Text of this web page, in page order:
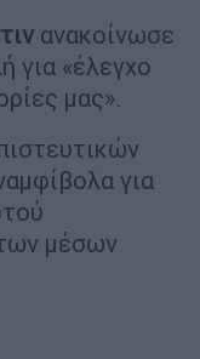
ανακοίνωσε
για «έλεγχο
μας».
για
μέσων